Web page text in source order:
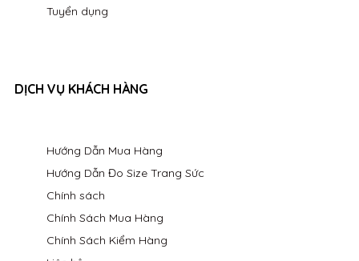
Tuyển dụng
DỊCH VỤ KHÁCH HÀNG
Hướng Dẫn Mua Hàng
Hướng Dẫn Đo Size Trang Sức
Chính sách
Chính Sách Mua Hàng
Chính Sách Kiểm Hàng